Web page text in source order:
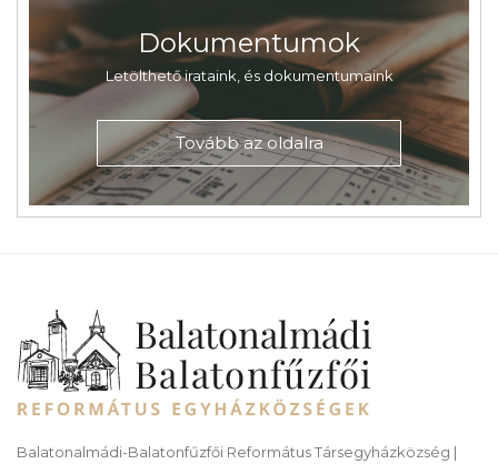
Dokumentumok
Letölthető irataink, és dokumentumaink
Tovább az oldalra
Balatonalmádi-Balatonfűzfői Református Társegyházközség |